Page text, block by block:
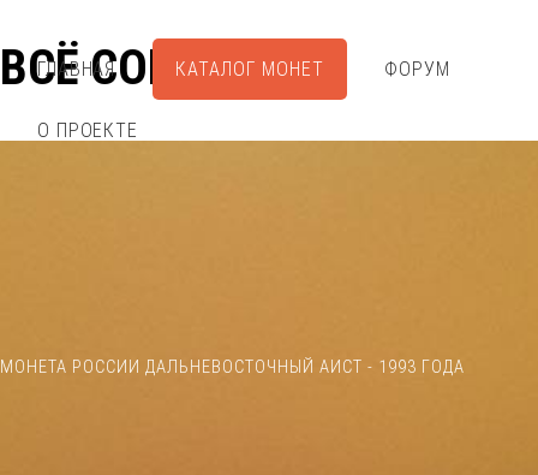
ВСЁ СОБРАЛ
ГЛАВНАЯ КАТАЛОГ МОНЕТ ФОРУМ
О ПРОЕКТЕ
МОНЕТА РОССИИ ДАЛЬНЕВОСТОЧНЫЙ АИСТ - 1993 ГОДА